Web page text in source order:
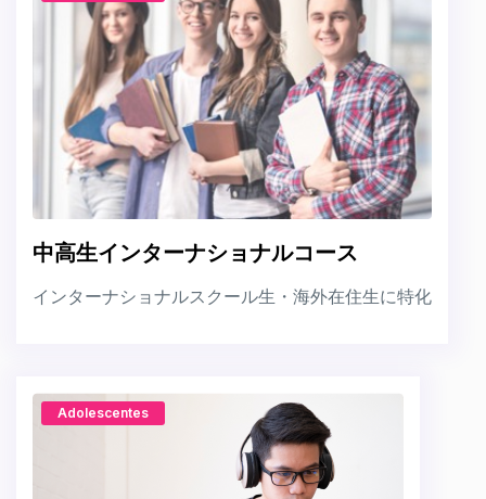
中高生インターナショナルコース
インターナショナルスクール生・海外在住生に特化
Adolescentes